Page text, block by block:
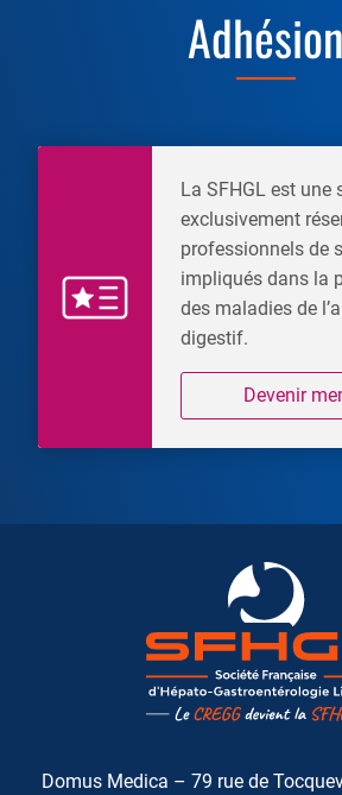
Adhésion
La SFHGL est une
exclusivement
professionnels de
impliqués dans la
des maladies de
digestif.
Devenir
Domus Medica – 79 rue de